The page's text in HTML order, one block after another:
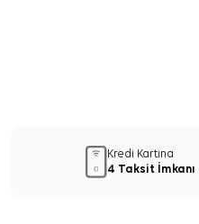
Kredi Kartına
4 Taksit İmkanı